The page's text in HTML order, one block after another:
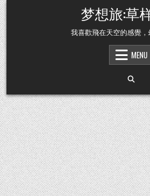
Skip to content 梦想旅:草
我喜歡飛在天空的感覺，
MENU